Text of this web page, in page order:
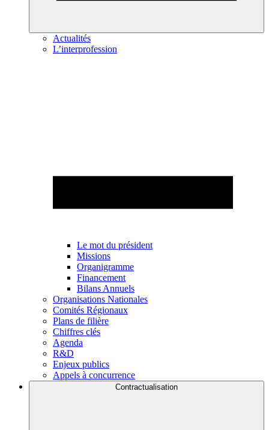
Actualités
L’interprofession
Le mot du président
Missions
Organigramme
Financement
Bilans Annuels
Organisations Nationales
Comités Régionaux
Plans de filière
Chiffres clés
Agenda
R&D
Enjeux publics
Appels à concurrence
Contractualisation